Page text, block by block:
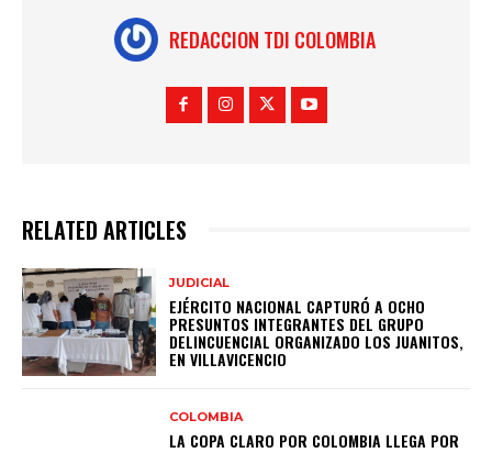
REDACCION TDI COLOMBIA
RELATED ARTICLES
JUDICIAL
EJÉRCITO NACIONAL CAPTURÓ A OCHO
PRESUNTOS INTEGRANTES DEL GRUPO
DELINCUENCIAL ORGANIZADO LOS JUANITOS,
EN VILLAVICENCIO
COLOMBIA
LA COPA CLARO POR COLOMBIA LLEGA POR